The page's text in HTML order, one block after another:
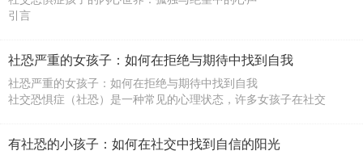
引言
社恐严重的女孩子：如何在拒绝与期待中找到自我
社恐严重的女孩子：如何在拒绝与期待中找到自我
社交恐惧症（社恐）是一种常见的心理状态，许多女孩子在社交
有社恐的小孩子：如何在社交中找到自信的阳光